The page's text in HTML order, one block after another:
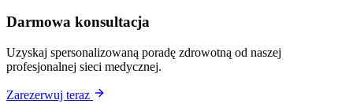
Darmowa konsultacja
Uzyskaj spersonalizowaną poradę zdrowotną od naszej
profesjonalnej sieci medycznej.
Zarezerwuj teraz